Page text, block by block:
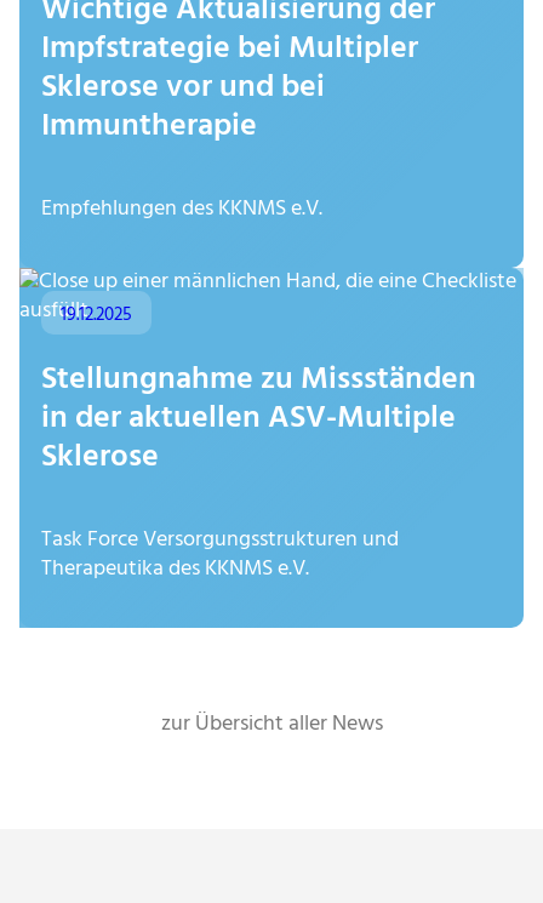
Wichtige Aktualisierung der
Impfstrategie bei Multipler
Sklerose vor und bei
Immuntherapie
Empfehlungen des KKNMS e.V.
19.12.2025
Stellungnahme zu Missständen
in der aktuellen ASV-Multiple
Sklerose
Task Force Versorgungsstrukturen und
Therapeutika des KKNMS e.V.
zur Übersicht aller News